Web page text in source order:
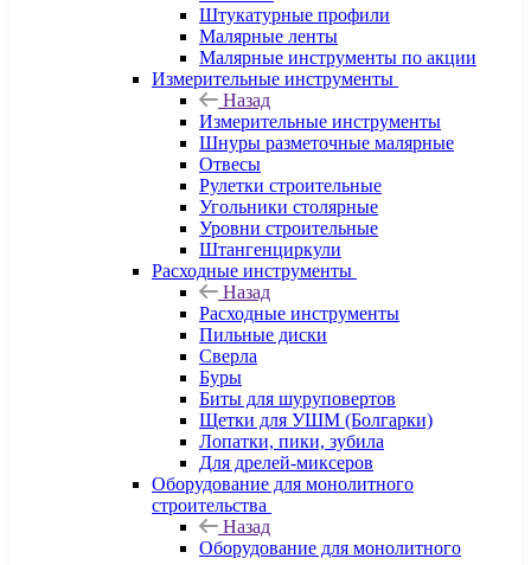
Штукатурные профили
Малярные ленты
Малярные инструменты по акции
Измерительные инструменты
Назад
Измерительные инструменты
Шнуры разметочные малярные
Отвесы
Рулетки строительные
Угольники столярные
Уровни строительные
Штангенциркули
Расходные инструменты
Назад
Расходные инструменты
Пильные диски
Сверла
Буры
Биты для шуруповертов
Щетки для УШМ (Болгарки)
Лопатки, пики, зубила
Для дрелей-миксеров
Оборудование для монолитного
строительства
Назад
Оборудование для монолитного